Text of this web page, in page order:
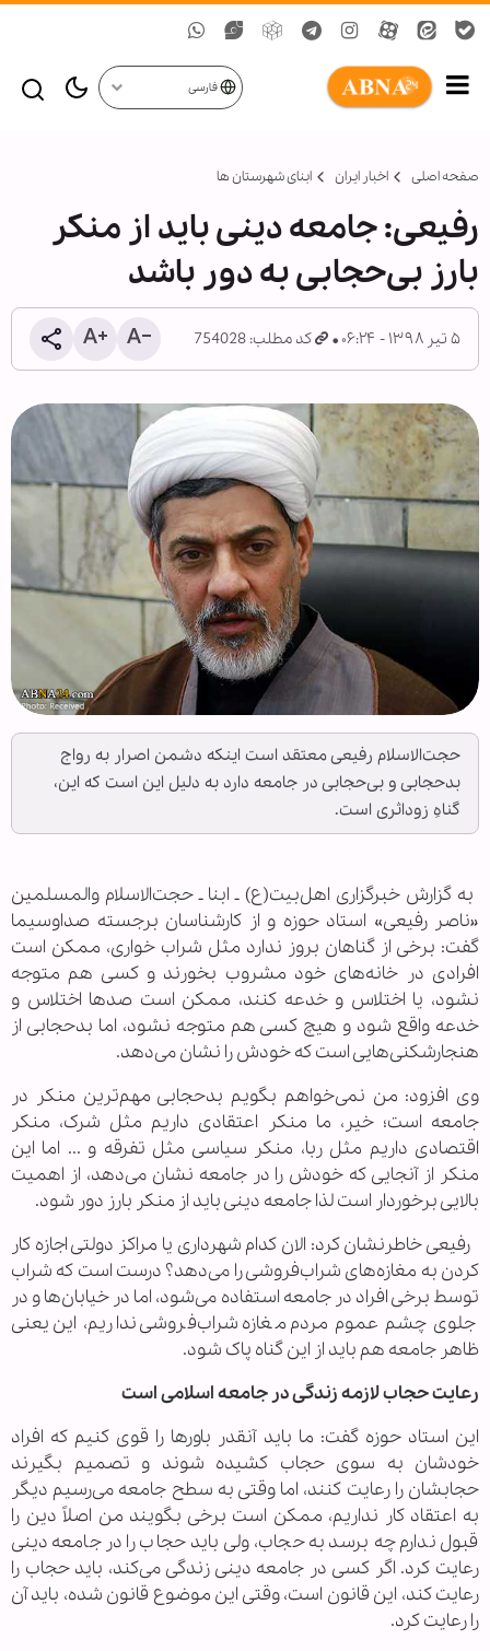
فارسی
صفحه اصلی اخبار ایران ابنای شهرستان ها
رفیعی: جامعه دینی باید از منکر
بارز بی‌حجابی به دور باشد
۵ تیر ۱۳۹۸ - ۰۶:۲۴ کد مطلب: 754028
حجت‌الاسلام رفیعی معتقد است اینکه دشمن اصرار به رواج
بدحجابی و بی‌حجابی در جامعه دارد به دلیل این است که این،
گناهِ زوداثری است.
‌ به گزارش خبرگزاری اهل‌بیت(ع) ـ ابنا ـ حجت‌الاسلام والمسلمین
«ناصر رفیعی» استاد حوزه و از کارشناسان برجسته صداوسیما
گفت: برخی از گناهان بروز ندارد مثل شراب خواری، ممکن است
افرادی در خانه‌های خود مشروب بخورند و کسی هم متوجه
نشود، یا اختلاس و خدعه کنند، ممکن است صدها اختلاس و
خدعه واقع شود و هیچ کسی هم متوجه نشود، اما بدحجابی از
هنجارشکنی‌هایی است که خودش را نشان می‌دهد.
وی افزود: من نمی‌خواهم بگویم بدحجابی مهم‌ترین منکر در
جامعه است؛ خیر، ما منکر اعتقادی داریم مثل شرک، منکر
اقتصادی داریم مثل ربا، منکر سیاسی مثل تفرقه و ... اما این
منکر از آنجایی که خودش را در جامعه نشان می‌دهد، از اهمیت
بالایی برخوردار است لذا جامعه دینی باید از منکر بارز دور شود.
رفیعی خاطرنشان کرد: الان کدام شهرداری یا مراکز دولتی اجازه کار
کردن به مغازه‌های شراب‌فروشی را می‌دهد؟ درست است که شراب
توسط برخی افراد در جامعه استفاده می‌شود، اما در خیابان‌ها و در
جلوی چشم عموم مردم مغازه شراب‌فروشی نداریم، این یعنی
ظاهر جامعه هم باید از این گناه پاک شود.
رعایت حجاب لازمه زندگی در جامعه اسلامی است
این استاد حوزه گفت: ما باید آنقدر باورها را قوی کنیم که افراد
خودشان به سوی حجاب کشیده شوند و تصمیم بگیرند
حجابشان را رعایت کنند، اما وقتی به سطح جامعه می‌رسیم دیگر
به اعتقاد کار نداریم، ممکن است برخی بگویند من اصلاً دین را
قبول ندارم چه برسد به حجاب، ولی باید حجاب را در جامعه دینی
رعایت کرد. اگر کسی در جامعه دینی زندگی می‌کند، باید حجاب را
رعایت کند، این قانون است، وقتی این موضوع قانون شده، باید آن
را رعایت کرد.